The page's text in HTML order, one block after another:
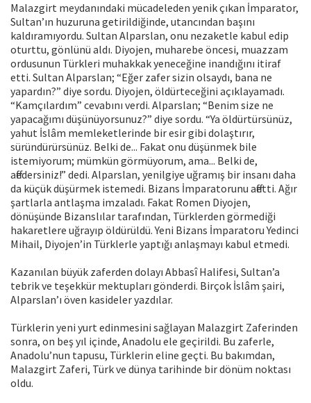
Malazgirt meydanındaki mücadeleden yenik çıkan İmparator,
Sultan’ın huzuruna getirildiğinde, utancından başını
kaldıramıyordu. Sultan Alparslan, onu nezaketle kabul edip
oturttu, gönlünü aldı. Diyojen, muharebe öncesi, muazzam
ordusunun Türkleri muhakkak yeneceğine inandığını itiraf
etti. Sultan Alparslan; “Eğer zafer sizin olsaydı, bana ne
yapardın?” diye sordu. Diyojen, öldürteceğini açıklayamadı.
“Kamçılardım” cevabını verdi. Alparslan; “Benim size ne
yapacağımı düşünüyorsunuz?” diye sordu. “Ya öldürtürsünüz,
yahut İslâm memleketlerinde bir esir gibi dolaştırır,
süründürürsünüz. Belki de... Fakat onu düşünmek bile
istemiyorum; mümkün görmüyorum, ama... Belki de,
affedersiniz!” dedi. Alparslan, yenilgiye uğramış bir insanı daha
da küçük düşürmek istemedi. Bizans İmparatorunu affetti. Ağır
şartlarla antlaşma imzaladı. Fakat Romen Diyojen,
dönüşünde Bizanslılar tarafından, Türklerden görmediği
hakaretlere uğrayıp öldürüldü. Yeni Bizans İmparatoru Yedinci
Mihail, Diyojen’in Türklerle yaptığı anlaşmayı kabul etmedi.
Kazanılan büyük zaferden dolayı Abbasî Halifesi, Sultan’a
tebrik ve teşekkür mektupları gönderdi. Birçok İslâm şairi,
Alparslan’ı öven kasideler yazdılar.
Türklerin yeni yurt edinmesini sağlayan Malazgirt Zaferinden
sonra, on beş yıl içinde, Anadolu ele geçirildi. Bu zaferle,
Anadolu’nun tapusu, Türklerin eline geçti. Bu bakımdan,
Malazgirt Zaferi, Türk ve dünya tarihinde bir dönüm noktası
oldu.